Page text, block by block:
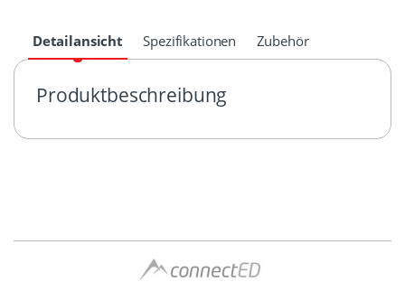
Detailansicht Spezifikationen Zubehör
Produktbeschreibung